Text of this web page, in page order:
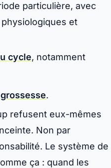
particulière, avec
et
cycle, notamment
.
refusent eux-mêmes
Non par
Le système de
ça : quand les